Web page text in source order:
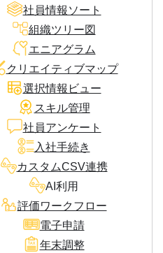
社員情報ソート
組織ツリー図
エニアグラム
クリエイティブマップ
選択情報ビュー
スキル管理
社員アンケート
入社手続き
カスタムCSV連携
AI利用
評価ワークフロー
電子申請
年末調整